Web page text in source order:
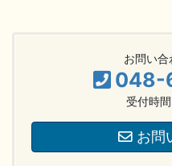
お問い合
048-
受付時
お問